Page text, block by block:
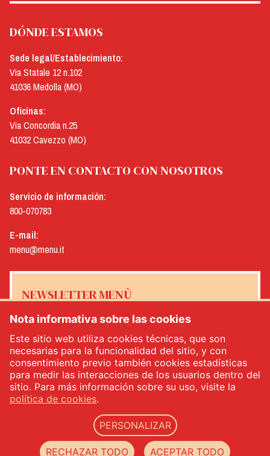
DÓNDE ESTAMOS
Sede legal/Establecimiento:
Via Statale 12 n.102
41036 Medolla (MO)
Oficinas:
Via Concordia n.25
41032 Cavezzo (MO)
PONTE EN CONTACTO CON NOSOTROS
Servicio de información:
800-070783
E-mail:
menu@menu.it
NEWSLETTER MENÙ
Sí, me gustaría recibir el boletín de noticias de Menù*
INSCRÍBETE
Menù srl - Dal 1932 Produttori Specialità Alimentari - n.° IVA: IT00333120368 - R.E.A.
Nota informativa sobre las cookies
Este sitio web utiliza cookies técnicas, que son
necesarias para la funcionalidad del sitio, y con
consentimiento previo también cookies estadísticas
para medir las interacciones de los usuarios dentro del
sitio. Para más información sobre su uso, visite la
política de cookies.
PERSONALIZAR
RECHAZAR TODO ACEPTAR TODO